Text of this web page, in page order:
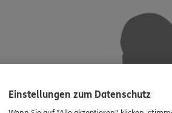
Einstellungen zum Datenschutz